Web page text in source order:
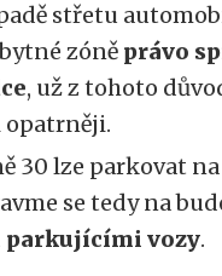
střetu
zóně právo
, už z tohoto
30 lze parkovat
se tedy na
parkujícími vozy.